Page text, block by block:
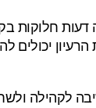
(40
לקהילה